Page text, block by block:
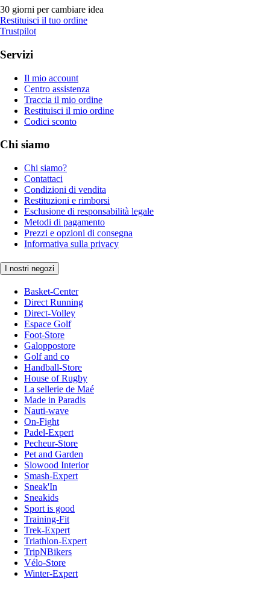
30 giorni per cambiare idea
Restituisci il tuo ordine
Trustpilot
Servizi
Il mio account
Centro assistenza
Traccia il mio ordine
Restituisci il mio ordine
Codici sconto
Chi siamo
Chi siamo?
Contattaci
Condizioni di vendita
Restituzioni e rimborsi
Esclusione di responsabilità legale
Metodi di pagamento
Prezzi e opzioni di consegna
Informativa sulla privacy
I nostri negozi
Basket-Center
Direct Running
Direct-Volley
Espace Golf
Foot-Store
Galoppostore
Golf and co
Handball-Store
House of Rugby
La sellerie de Maé
Made in Paradis
Nauti-wave
On-Fight
Padel-Expert
Pecheur-Store
Pet and Garden
Slowood Interior
Smash-Expert
Sneak'In
Sneakids
Sport is good
Training-Fit
Trek-Expert
Triathlon-Expert
TripNBikers
Vélo-Store
Winter-Expert